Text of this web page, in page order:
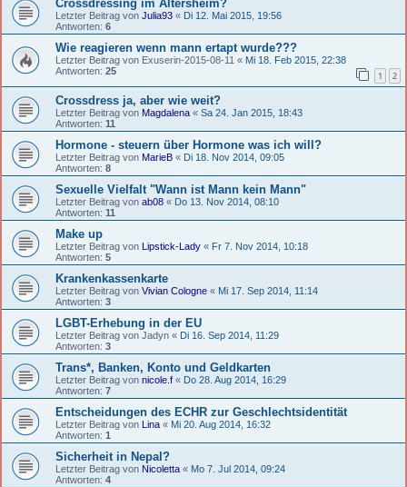
Crossdressing im Altersheim?
Letzter Beitrag von Julia93 « Di 12. Mai 2015, 19:56
Antworten: 6
Wie reagieren wenn mann ertapt wurde???
Letzter Beitrag von Exuserin-2015-08-11 « Mi 18. Feb 2015, 22:38
Antworten: 25 1 2
Crossdress ja, aber wie weit?
Letzter Beitrag von Magdalena « Sa 24. Jan 2015, 18:43
Antworten: 11
Hormone - steuern über Hormone was ich will?
Letzter Beitrag von MarieB « Di 18. Nov 2014, 09:05
Antworten: 8
Sexuelle Vielfalt "Wann ist Mann kein Mann"
Letzter Beitrag von ab08 « Do 13. Nov 2014, 08:10
Antworten: 11
Make up
Letzter Beitrag von Lipstick-Lady « Fr 7. Nov 2014, 10:18
Antworten: 5
Krankenkassenkarte
Letzter Beitrag von Vivian Cologne « Mi 17. Sep 2014, 11:14
Antworten: 3
LGBT-Erhebung in der EU
Letzter Beitrag von Jadyn « Di 16. Sep 2014, 11:29
Antworten: 3
Trans*, Banken, Konto und Geldkarten
Letzter Beitrag von nicole.f « Do 28. Aug 2014, 16:29
Antworten: 7
Entscheidungen des ECHR zur Geschlechtsidentität
Letzter Beitrag von Lina « Mi 20. Aug 2014, 16:32
Antworten: 1
Sicherheit in Nepal?
Letzter Beitrag von Nicoletta « Mo 7. Jul 2014, 09:24
Antworten: 4